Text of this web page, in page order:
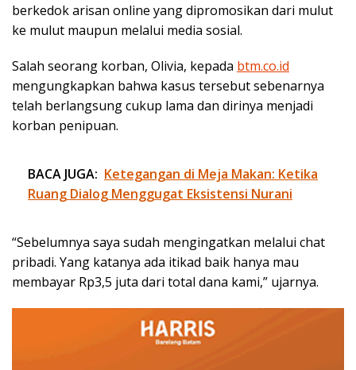
berkedok arisan online yang dipromosikan dari mulut
ke mulut maupun melalui media sosial.
Salah seorang korban, Olivia, kepada btm.co.id
mengungkapkan bahwa kasus tersebut sebenarnya
telah berlangsung cukup lama dan dirinya menjadi
korban penipuan.
BACA JUGA: Ketegangan di Meja Makan: Ketika
Ruang Dialog Menggugat Eksistensi Nurani
“Sebelumnya saya sudah mengingatkan melalui chat
pribadi. Yang katanya ada itikad baik hanya mau
membayar Rp3,5 juta dari total dana kami,” ujarnya.